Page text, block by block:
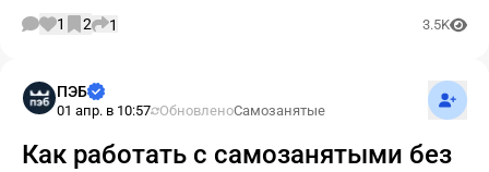
1 2 1 3.5K
ПЭБ
01 апр. в 10:57 ОбновленоСамозанятые
Как работать с самозанятыми без